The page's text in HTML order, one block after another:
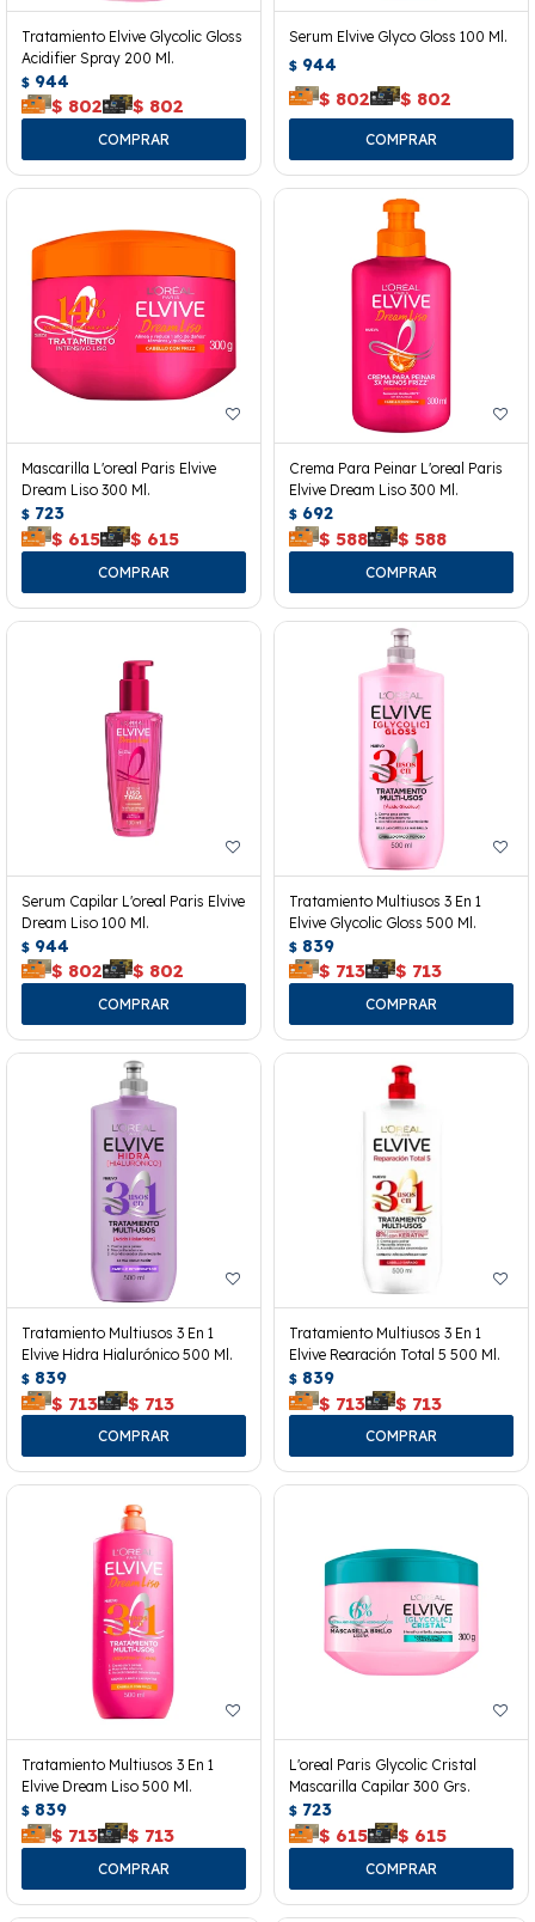
Tratamiento Elvive Glycolic Gloss
Acidifier Spray 200 Ml.
$ 944
$ 802 $ 802
Serum Elvive Glyco Gloss 100 Ml.
$ 944
$ 802 $ 802
Mascarilla L'oreal Paris Elvive
Dream Liso 300 Ml.
$ 723
$ 615 $ 615
Crema Para Peinar L'oreal Paris
Elvive Dream Liso 300 Ml.
$ 692
$ 588 $ 588
Serum Capilar L'oreal Paris Elvive
Dream Liso 100 Ml.
$ 944
$ 802 $ 802
Tratamiento Multiusos 3 En 1
Elvive Glycolic Gloss 500 Ml.
$ 839
$ 713 $ 713
Tratamiento Multiusos 3 En 1
Elvive Hidra Hialurónico 500 Ml.
$ 839
$ 713 $ 713
Tratamiento Multiusos 3 En 1
Elvive Rearación Total 5 500 Ml.
$ 839
$ 713 $ 713
Tratamiento Multiusos 3 En 1
Elvive Dream Liso 500 Ml.
$ 839
$ 713 $ 713
L'oreal Paris Glycolic Cristal
Mascarilla Capilar 300 Grs.
$ 723
$ 615 $ 615